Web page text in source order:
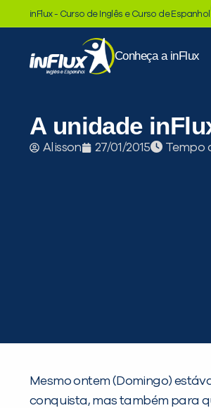
inFlux - Curso de Inglês e Curso de Espanhol
Conheça a inFlux
A unidade
Alisson 27/01/2015 Tempo
Mesmo ontem (Domingo)
conquista, mas também para